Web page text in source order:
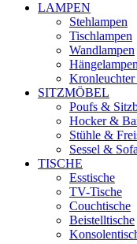
LAMPEN
Stehlampen
Tischlampen
Wandlampen
Hängelampen
SITZMÖBEL
Poufs &
Hocker &
Stühle &
Sessel &
TISCHE
Esstische
TV-Tische
Couchtische
Beistelltische